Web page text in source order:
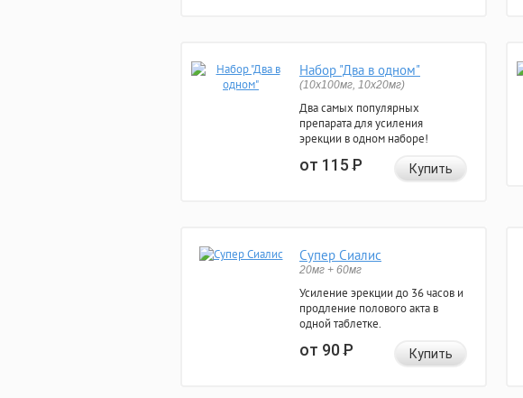
Набор "Два в одном"
(10x100мг, 10x20мг)
Два самых популярных
препарата для усиления
эрекции в одном наборе!
от 115Р Купить
Супер Сиалис
20мг + 60мг
Усиление эрекции до 36 часов и
продление полового акта в
одной таблетке.
от 90Р Купить